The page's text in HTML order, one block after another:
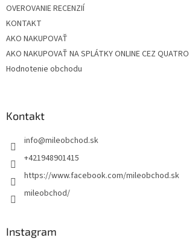
OVEROVANIE RECENZIÍ
KONTAKT
AKO NAKUPOVAŤ
AKO NAKUPOVAŤ NA SPLÁTKY ONLINE CEZ QUATRO
Hodnotenie obchodu
Kontakt
info@mileobchod.sk
+421948901415
https://www.facebook.com/mileobchod.sk
mileobchod/
Instagram